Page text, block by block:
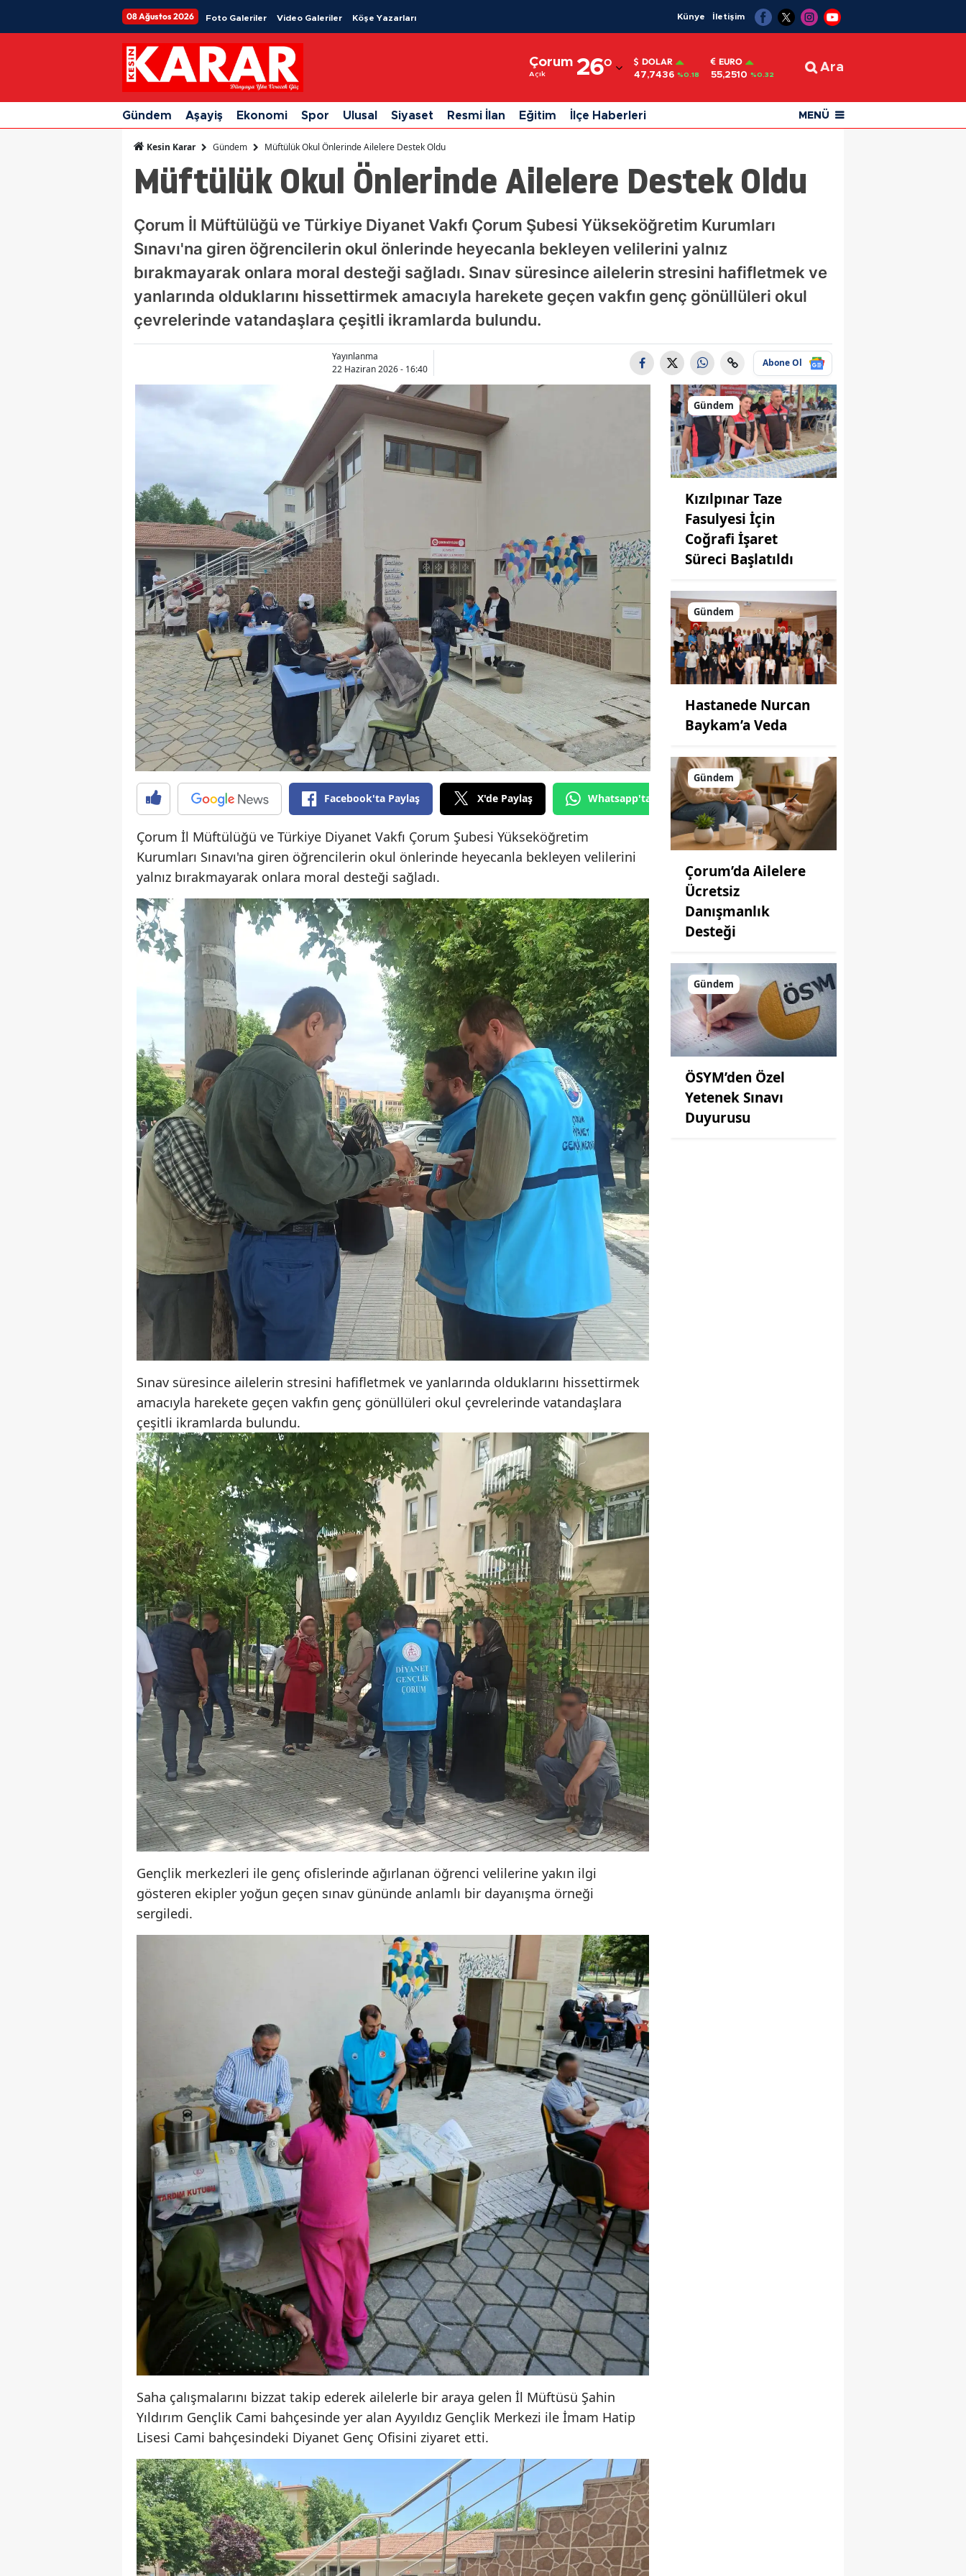
08 Ağustos 2026 Foto Galeriler Video Galeriler Köşe Yazarları Künye İletişim
Çorum
Açık 26°
Adıyaman
Afyonkarahisar
Ağrı
Ankara
Antalya
Artvin
Aydın
Balıkesir
Çankırı
Çorum
Denizli
Diyarbakır
Edirne
Elazığ
Erzincan
Erzurum
Eskişehir
Gaziantep
Giresun
Gümüşhane
Hakkari
Hatay
Isparta
Mersin
İstanbul
İzmir
Kars
Kastamonu
Kayseri
Kırklareli
Kırşehir
Kocaeli
Malatya
Manisa
Mardin
Muş
Nevşehir
Niğde
Ordu
Rize
Sakarya
Samsun
Siirt
Sinop
Sivas
Tekirdağ
Tokat
Trabzon
Tunceli
Şanlıurfa
Uşak
Yozgat
Zonguldak
Aksaray
Bayburt
Karaman
Kırıkkale
Batman
Şırnak
Bartın
Ardahan
Iğdır
Yalova
Karabük
Kilis
Osmaniye
Düzce
DOLAR
47,7436 %0.18
EURO
55,2510 %0.32
Ara
Gündem Aşayiş Ekonomi Spor Ulusal Siyaset Resmi İlan Eğitim İlçe Haberleri MENÜ
Kesin Karar Gündem Müftülük Okul Önlerinde Ailelere Destek Oldu
Müftülük Okul Önlerinde Ailelere Destek Oldu
Çorum İl Müftülüğü ve Türkiye Diyanet Vakfı Çorum Şubesi Yükseköğretim Kurumları
Sınavı'na giren öğrencilerin okul önlerinde heyecanla bekleyen velilerini yalnız
bırakmayarak onlara moral desteği sağladı. Sınav süresince ailelerin stresini hafifletmek ve
yanlarında olduklarını hissettirmek amacıyla harekete geçen vakfın genç gönüllüleri okul
çevrelerinde vatandaşlara çeşitli ikramlarda bulundu.
Yayınlanma
22 Haziran 2026 - 16:40
Abone Ol
Facebook'ta Paylaş X'de Paylaş Whatsapp'tan Gönder
Çorum İl Müftülüğü ve Türkiye Diyanet Vakfı Çorum Şubesi Yükseköğretim
Kurumları Sınavı'na giren öğrencilerin okul önlerinde heyecanla bekleyen velilerini
yalnız bırakmayarak onlara moral desteği sağladı.
Sınav süresince ailelerin stresini hafifletmek ve yanlarında olduklarını hissettirmek
amacıyla harekete geçen vakfın genç gönüllüleri okul çevrelerinde vatandaşlara
çeşitli ikramlarda bulundu.
Gençlik merkezleri ile genç ofislerinde ağırlanan öğrenci velilerine yakın ilgi
gösteren ekipler yoğun geçen sınav gününde anlamlı bir dayanışma örneği
sergiledi.
Saha çalışmalarını bizzat takip ederek ailelerle bir araya gelen İl Müftüsü Şahin
Yıldırım Gençlik Cami bahçesinde yer alan Ayyıldız Gençlik Merkezi ile İmam Hatip
Lisesi Cami bahçesindeki Diyanet Genç Ofisini ziyaret etti.
Gündem
Kızılpınar Taze
Fasulyesi İçin
Coğrafi İşaret
Süreci Başlatıldı
Gündem
Hastanede Nurcan
Baykam’a Veda
Gündem
Çorum’da Ailelere
Ücretsiz
Danışmanlık
Desteği
Gündem
ÖSYM’den Özel
Yetenek Sınavı
Duyurusu